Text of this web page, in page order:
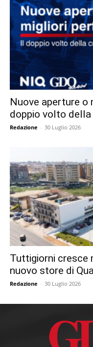
Nuove aperture o
doppio volto
Redazione - 30 Luglio 2026
Tuttigiorni cresce
nuovo store di
Redazione - 30 Luglio 2026